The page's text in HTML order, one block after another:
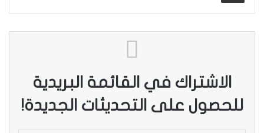
الاشتراك في القائمة البريدية
للحصول على التحديثات الجديدة!